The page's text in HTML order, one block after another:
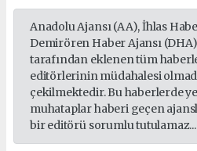
Anadolu Ajansı (AA), İhlas
Demirören Haber Ajansı
tarafından eklenen tüm
editörlerinin müdahalesi
çekilmektedir. Bu haberlerde
muhataplar haberi geçen
bir editörü sorumlu tutulamaz...